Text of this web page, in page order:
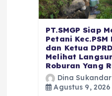
PT.SMGP Siap
Petani
dan Ketua
Melihat
Roburan Yang
Dina Sukandar
Agustus 9, 2026